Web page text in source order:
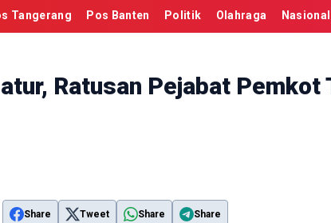
Tangerang Pos Banten Politik Olahraga Nasional
Ratusan Pejabat Pemkot
Share Tweet Share Share